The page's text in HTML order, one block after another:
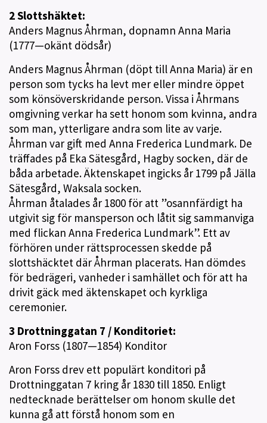
2 Slottshäktet:
Anders Magnus Åhrman, dopnamn Anna Maria
(1777—okänt dödsår)
Anders Magnus Åhrman (döpt till Anna Maria) är en
person som tycks ha levt mer eller mindre öppet
som könsöverskridande person. Vissa i Åhrmans
omgivning verkar ha sett honom som kvinna, andra
som man, ytterligare andra som lite av varje.
Åhrman var gift med Anna Frederica Lundmark. De
träffades på Eka Sätesgård, Hagby socken, där de
båda arbetade. Äktenskapet ingicks år 1799 på Jälla
Sätesgård, Waksala socken.
Åhrman åtalades år 1800 för att ”osannfärdigt ha
utgivit sig för mansperson och låtit sig sammanviga
med flickan Anna Frederica Lundmark”. Ett av
förhören under rättsprocessen skedde på
slottshäcktet där Åhrman placerats. Han dömdes
för bedrägeri, vanheder i samhället och för att ha
drivit gäck med äktenskapet och kyrkliga
ceremonier.
3 Drottninggatan 7 / Konditoriet:
Aron Forss (1807—1854) Konditor
Aron Forss drev ett populärt konditori på
Drottninggatan 7 kring år 1830 till 1850. Enligt
nedtecknade berättelser om honom skulle det
kunna gå att förstå honom som en